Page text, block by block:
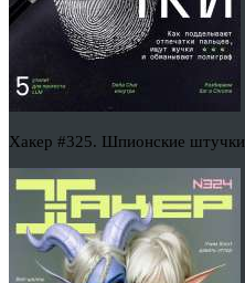
Хакер #325. Шпионские штучки